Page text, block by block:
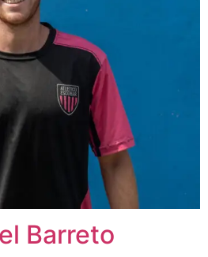
Barreto